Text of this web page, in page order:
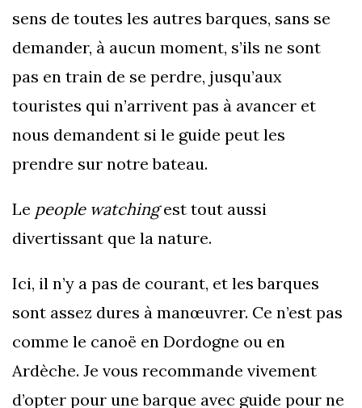
sens de toutes les autres barques, sans se
demander, à aucun moment, s’ils ne sont
pas en train de se perdre, jusqu’aux
touristes qui n’arrivent pas à avancer et
nous demandent si le guide peut les
prendre sur notre bateau.
Le people watchingest tout aussi
divertissant que la nature.
Ici, il n’y a pas de courant, et les barques
sont assez dures à manœuvrer. Ce n’est pas
comme le canoë en Dordogne ou en
Ardèche. Je vous recommande vivement
d’opter pour une barque avec guide pour ne